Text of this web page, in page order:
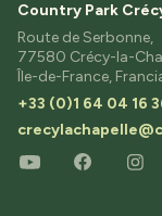
Country Park
Route de Serbonne,
77580 Crécy-la-
Île-de-France,
+33 (0)1 64 04 16